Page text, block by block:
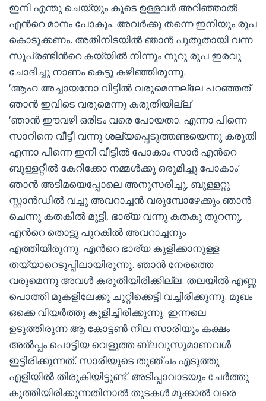
ഇനി എന്തു ചെയ്യും കൂടെ ഉള്ളവര്‍ അറിഞ്ഞാല്‍
എന്‍റെ മാനം പോകും. അവര്‍ക്കു തന്നെ ഇനിയും രൂപ
കൊടുക്കണം. അതിനിടയില്‍ ഞാന്‍ പുതുതായി വന്ന
സൂപ്രണ്ടിന്‍റെ കയ്യില്‍ നിന്നും നൂറു രൂപ ഇരവു
ചോദിച്ചു നാണം കെട്ടു കഴിഞ്ഞിരുന്നു.
‘ആഹ അച്ചായനോ വീട്ടില്‍ വരുമെന്നല്ലേ പറഞ്ഞത്
ഞാന്‍ ഇവിടെ വരുമെന്നു കരുതിയില്ല’
‘ഞാന്‍ ഈവഴി ഒരിടം വരെ പോയതാ. എന്നാ പിന്നെ
സാറിനെ വീട്ടീ വന്നു ശല്യപ്പെടുത്തണ്ടയെന്നു കരുതി
എന്നാ പിന്നെ ഇനി വീട്ടില്‍ പോകാം സാര്‍ എന്‍റെ
ബുള്ളറ്റീല്‍ കേറിക്കോ നമ്മള്‍ക്കു ഒരുമിച്ചു പോകാം’
ഞാന്‍ അടിമയെപ്പോലെ അനുസരിച്ചു, ബുള്ളറ്റു
സ്റ്റാന്‍ഡില്‍ വച്ചു അവറാച്ചന്‍ വരുമ്പോഴേക്കും ഞാന്‍
ചെന്നു കതകില്‍ മുട്ടി, ഭാര്യ വന്നു കതകു തുറന്നു,
എന്‍റെ തൊട്ടു പുറകില്‍ അവറാച്ചനും
എത്തിയിരുന്നു. എന്‍റെ ഭാര്യ കുളിക്കാനുള്ള
തയ്യാറെടുപ്പിലായിരുന്നു. ഞാന്‍ നേരത്തെ
വരുമെന്നു അവള്‍ കരുതിയിരിക്കില്ല. തലയില്‍ എണ്ണ
പൊത്തി മുകളിലേക്കു ചുറ്റിക്കെട്ടി വച്ചിരിക്കുന്നു. മുഖം
ഒക്കെ വിയര്‍ത്തു കുളിച്ചിരിക്കുന്നു. ഇന്നലെ
ഉടുത്തിരുന്ന ആ കോട്ടണ്‍ നീല സാരിയും കക്ഷം
അല്‍പ്പം പൊട്ടിയ വെളുത്ത ബ്ലവുസുമാണവള്‍
ഇട്ടിരിക്കുന്നത്. സാരിയുടെ തുഞ്ചം എടുത്തു
എളിയില്‍ തിരുകിയിട്ടുണ്ട്. അടിപ്പാവാടയും ചേര്‍ത്തു
കുത്തിയിരിക്കുന്നതിനാല്‍ തുടകള്‍ മുക്കാല്‍ വരെ